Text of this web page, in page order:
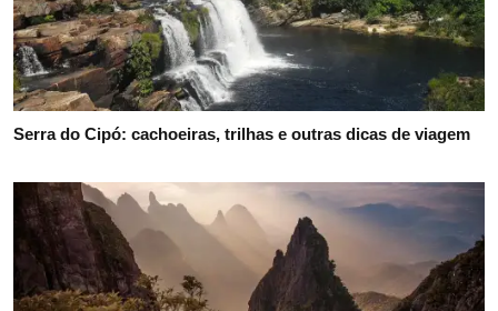
Serra do Cipó: cachoeiras, trilhas e outras dicas de viagem